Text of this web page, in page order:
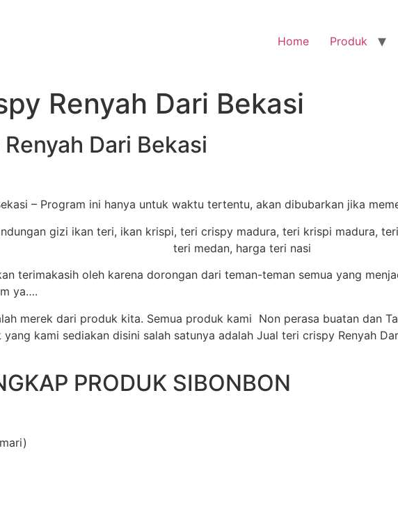
Home Produk
Renyah Dari Bekasi
Dari Bekasi
– Program ini hanya untuk waktu tertentu, akan dibubarkan jika
terimakasih oleh karena dorongan dari teman-teman semua yang
ya….
merek dari produk kita. Semua produk kami Non perasa buatan dan
kami sediakan disini salah satunya adalah Jual teri crispy Renyah
PRODUK SIBONBON